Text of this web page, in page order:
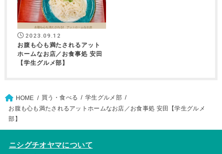
2023.09.12
お腹も心も満たされるアット
ホームなお店／お食事処 安田
【学生グルメ部】
HOME 買う・食べる
学生グルメ部
お腹も心も満たされるアットホームなお店／お食事処 安田【学生グルメ
部】
ニシグチオヤマについて